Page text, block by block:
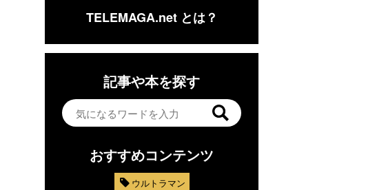
TELEMAGA.net とは？
記事や本を探す
おすすめコンテンツ
ウルトラマン